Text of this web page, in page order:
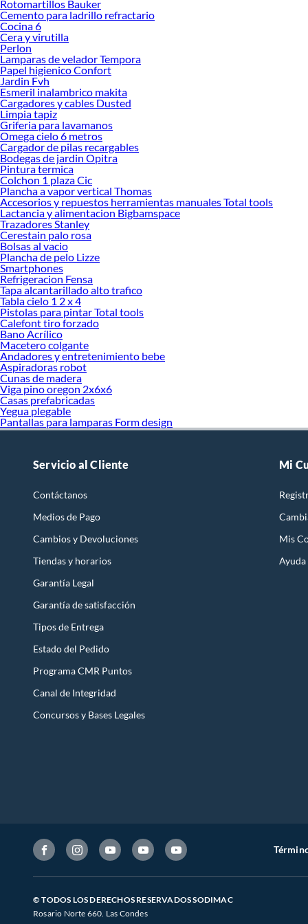
Rotomartillos Bauker
Cemento para ladrillo refractario
Cocina 6
Cera y virutilla
Perlon
Lamparas de velador Tempora
Papel higienico Confort
Jardin Fvh
Esmeril inalambrico makita
Cargadores y cables Dusted
Limpia tapiz
Griferia para lavamanos
Omega cielo 6 metros
Cargador de pilas recargables
Bodegas de jardin Opitra
Pintura termica
Colchon 1 plaza Cic
Plancha a vapor vertical Thomas
Accesorios y repuestos herramientas manuales Total tools
Lactancia y alimentacion Bigbamspace
Trazadores Stanley
Cerestain palo rosa
Bolsas al vacio
Plancha de pelo Lizze
Smartphones
Refrigeracion Fensa
Tapa alcantarillado alto trafico
Tabla cielo 1 2 x 4
Pistolas para pintar Total tools
Calefont tiro forzado
Bano Acrílico
Macetero colgante
Andadores y entretenimiento bebe
Aspiradoras robot
Cunas de madera
Viga pino oregon 2x6x6
Casas prefabricadas
Yegua plegable
Pantallas para lamparas Form design
Servicio al Cliente
Contáctanos
Medios de Pago
Cambios y Devoluciones
Tiendas y horarios
Garantía Legal
Garantía de satisfacción
Tipos de Entrega
Estado del Pedido
Programa CMR Puntos
Canal de Integridad
Concursos y Bases Legales
Mi
Mis
Ayuda
© TODOS LOS DERECHOS RESERVADOS SODIMAC
Rosario Norte 660. Las Condes